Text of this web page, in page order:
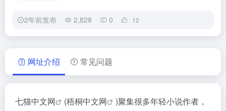
2年前发布 2,828 0 12
网址介绍 常见问题
七猫中文网 (梧桐中文网
)聚集很多年轻小说作者，